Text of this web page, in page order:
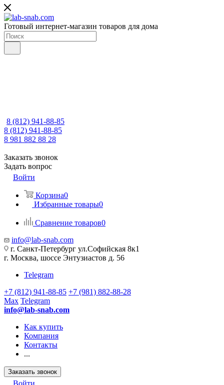
Готовый интернет-магазин товаров для дома
8 (812) 941-88-85
8 (812) 941-88-85
8 981 882 88 28
Заказать звонок
Задать вопрос
Войти
Корзина0
Избранные товары0
Сравнение товаров0
info@lab-snab.com
г. Санкт-Петербург ул.Софийская 8к1
г. Москва, шоссе Энтузиастов д. 56
Telegram
+7 (812) 941-88-85 +7 (981) 882-88-28
Max Telegram
info@lab-snab.com
Как купить
Компания
Контакты
...
Заказать звонок
Войти